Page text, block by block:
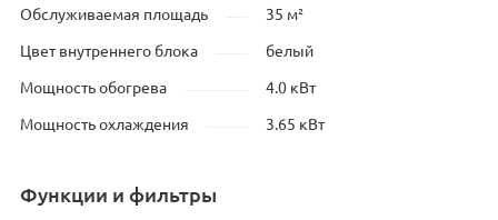
Обслуживаемая площадь 35 м²
Цвет внутреннего блока белый
Мощность обогрева 4.0 кВт
Мощность охлаждения 3.65 кВт
Функции и фильтры